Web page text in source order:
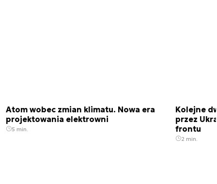
Atom wobec zmian klimatu. Nowa era
projektowania elektrowni
5 min.
Kolejne
przez
frontu
2 min.